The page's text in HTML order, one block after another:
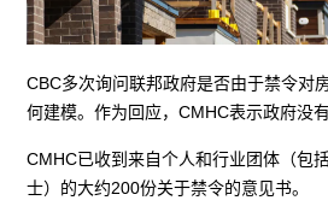
CBC多次询问联邦政府是否由于禁令对
何建模。作为回应，CMHC表示政府没
CMHC已收到来自个人和行业团体（包
士）的大约200份关于禁令的意见书。